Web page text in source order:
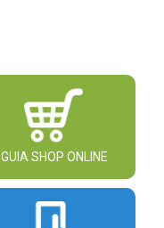
GUIA SHOP ONLINE